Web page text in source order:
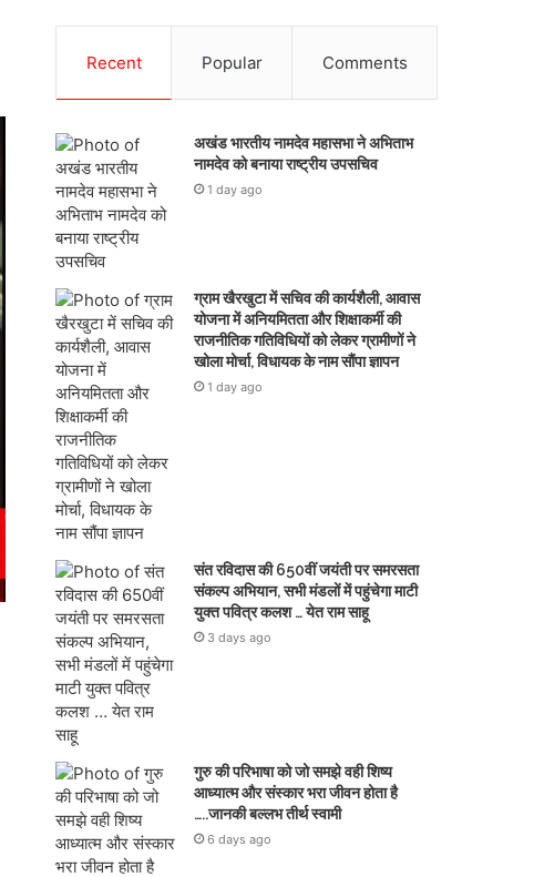
Recent Popular Comments
अखंड भारतीय नामदेव महासभा ने अभिताभ
नामदेव को बनाया राष्ट्रीय उपसचिव
1 day ago
ग्राम खैरखुटा में सचिव की कार्यशैली, आवास
योजना में अनियमितता और शिक्षाकर्मी की
राजनीतिक गतिविधियों को लेकर ग्रामीणों ने
खोला मोर्चा, विधायक के नाम सौंपा ज्ञापन
1 day ago
संत रविदास की 650वीं जयंती पर समरसता
संकल्प अभियान, सभी मंडलों में पहुंचेगा माटी
युक्त पवित्र कलश … येत राम साहू
3 days ago
गुरु की परिभाषा को जो समझे वही शिष्य
आध्यात्म और संस्कार भरा जीवन होता है
…..जानकी बल्लभ तीर्थ स्वामी
6 days ago